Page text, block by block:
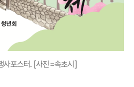
사포스터. [사진=속초시]